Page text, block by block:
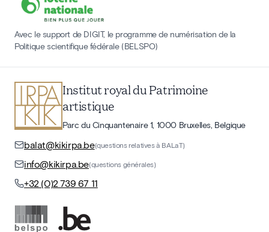
Avec le support de DIGIT, le programme de numérisation de la
Politique scientifique fédérale (BELSPO)
Institut royal du Patrimoine
artistique
Parc du Cinquantenaire 1, 1000 Bruxelles, Belgique
balat@kikirpa.be(questions relatives à BALaT)
info@kikirpa.be(questions générales)
+32 (0)2 739 67 11